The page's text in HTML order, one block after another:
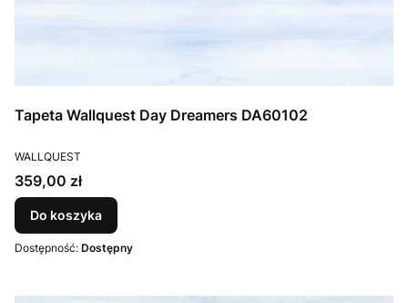
Tapeta Wallquest Day Dreamers DA60102
PRODUCENT
WALLQUEST
Cena
359,00 zł
Do koszyka
Dostępność: Dostępny